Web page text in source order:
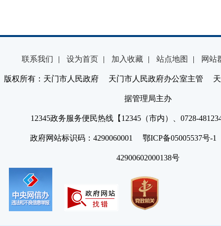
联系我们 | 设为首页 | 加入收藏 | 站点地图 | 网站
版权所有：天门市人民政府 天门市人民政府办公室主管 天
据管理局主办
12345政务服务便民热线【12345（市内）、0728-
政府网站标识码：4290060001 鄂ICP备05005537号
42900602000138号